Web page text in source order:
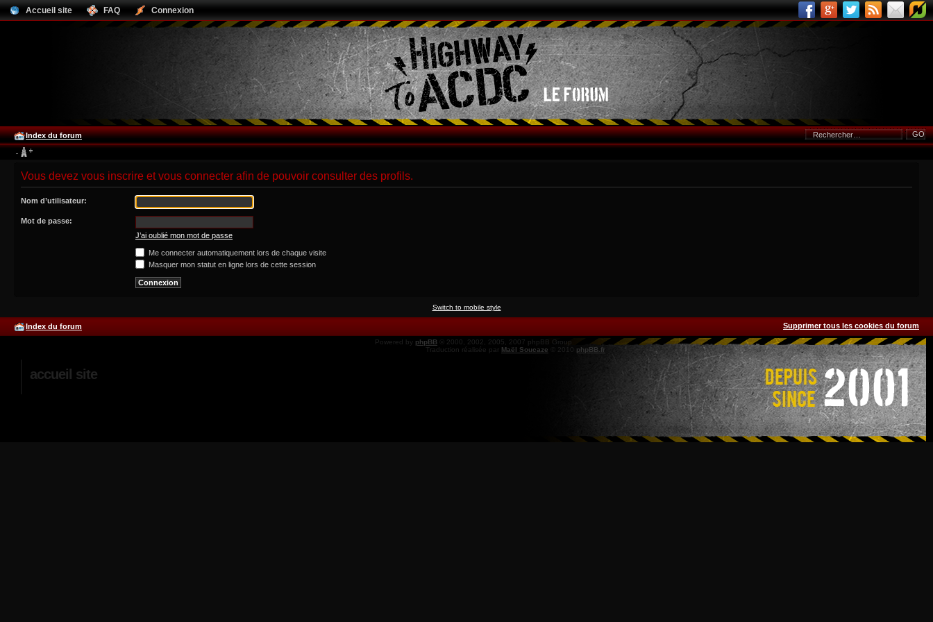
Accueil site FAQ Connexion
Index du forum
Vous devez vous inscrire et vous connecter afin de pouvoir consulter des profils.
Nom d’utilisateur:
Mot de passe:
J’ai oublié mon mot de passe
Me connecter automatiquement lors de chaque visite
Masquer mon statut en ligne lors de cette session
Switch to mobile style
Index du forum Supprimer tous les cookies du forum
Powered by phpBB © 2000, 2002, 2005, 2007 phpBB Group
Traduction réalisée par Maël Soucaze © 2010 phpBB.fr
accueil site